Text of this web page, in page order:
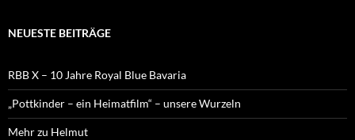
NEUESTE BEITRÄGE
RBB X – 10 Jahre Royal Blue Bavaria
„Pottkinder – ein Heimatfilm“ – unsere Wurzeln
Mehr zu Helmut